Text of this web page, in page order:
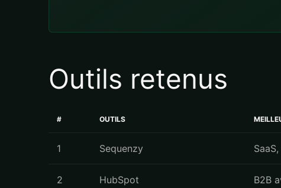
Outils retenus
# OUTILS
1 Sequenzy
2 HubSpot B2B